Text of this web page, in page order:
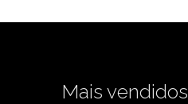
Mais vendidos